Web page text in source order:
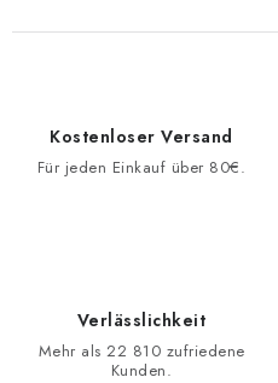
Kostenloser Versand
Für jeden Einkauf über 80€.
Verlässlichkeit
Mehr als 22 810 zufriedene
Kunden.